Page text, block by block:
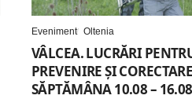
Eveniment Oltenia
VÂLCEA. LUCRĂRI
PREVENIRE ȘI
SĂPTĂMÂNA 10.08 –